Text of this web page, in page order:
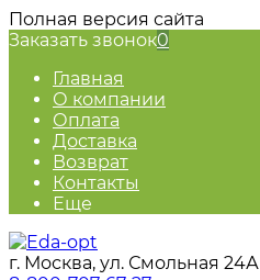
Полная версия сайта
Заказать звонок0
Главная
О компании
Оплата
Доставка
Возврат
Контакты
Еще
г. Москва, ул. Смольная 24А